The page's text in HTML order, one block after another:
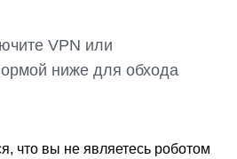
VPN или
ниже для обхода
что вы не являетесь роботом